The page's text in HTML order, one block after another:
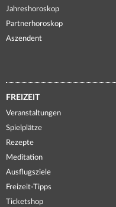
Jahreshoroskop
Partnerhoroskop
Aszendent
FREIZEIT
Veranstaltungen
Spielplätze
Rezepte
Meditation
Ausflugsziele
Freizeit-Tipps
Ticketshop